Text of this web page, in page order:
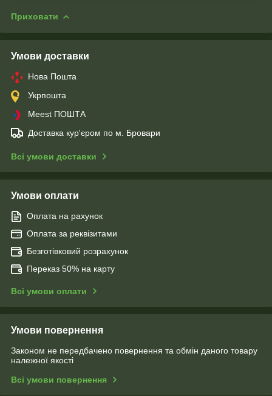
Приховати
Умови доставки
Нова Пошта
Укрпошта
Meest ПОШТА
Доставка кур'єром по м. Бровари
Всі умови доставки
Умови оплати
Оплата на рахунок
Оплата за реквізитами
Безготівковий розрахунок
Переказ 50% на карту
Всі умови оплати
Умови повернення
Законом не передбачено повернення та обмін даного товару
належної якості
Всі умови повернення